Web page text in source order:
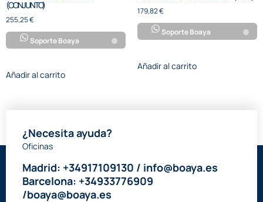
(CONJUNTO)
255,25€
Soporte Boaya
Añadir al carrito
179,82€
Soporte Boaya
Añadir al carrito
¿Necesita ayuda?
Oficinas
Madrid: +34917109130 / info@boaya.es
Barcelona: +34933776909
/boaya@boaya.es